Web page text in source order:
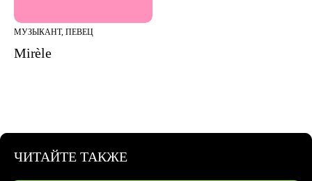
МУЗЫКАНТ, ПЕВЕЦ
Mirèle
ЧИТАЙТЕ ТАКЖЕ